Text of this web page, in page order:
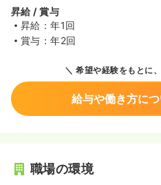
昇給 / 賞与
昇給：年1回
賞与：年2回
希望や経験をもとに
給与や働き方に
職場の環境